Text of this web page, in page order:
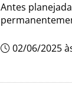
Antes
02/06/2025